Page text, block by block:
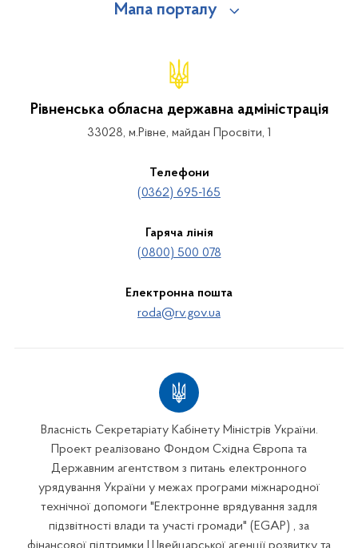
Мапа порталу
Рівненська обласна державна адміністрація
33028, м.Рівне, майдан Просвіти, 1
Телефони
(0362) 695-165
Гаряча лінія
(0800) 500 078
Електронна пошта
roda@rv.gov.ua
Власність Секретаріату Кабінету Міністрів України.
Проект реалізовано Фондом Східна Європа та
Державним агентством з питань електронного
урядування України у межах програми міжнародної
технічної допомоги "Електронне врядування задля
підзвітності влади та участі громади" (EGAP) , за
фінансової підтримки Швейцарської агенції розвитку та